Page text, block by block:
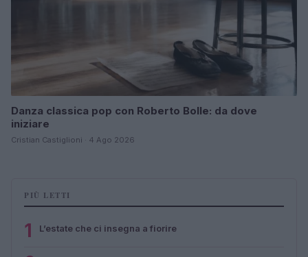
Danza classica pop con Roberto Bolle: da dove
iniziare
Cristian Castiglioni · 4 Ago 2026
PIÙ LETTI
1 L’estate che ci insegna a fiorire